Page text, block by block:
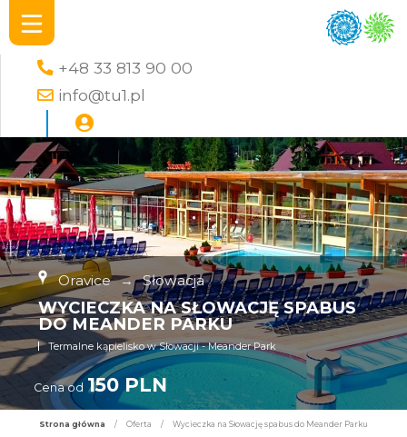
+48 33 813 90 00
info@tu1.pl
Oravice → Słowacja
WYCIECZKA NA SŁOWACJĘ SPABUS
DO MEANDER PARKU
Termalne kąpielisko w Słowacji - Meander Park
Cena od 150 PLN
Strona główna / Oferta / Wycieczka na Słowację spabus do Meander Parku